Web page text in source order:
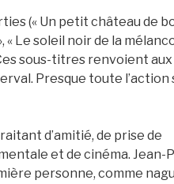
(« Un petit château de
« Le soleil noir de la
sous-titres renvoient
Presque toute l’action
d’amitié, de prise de
et de cinéma. Jean-
personne, comme